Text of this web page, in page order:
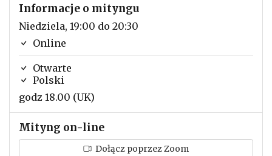
Informacje o mityngu
Niedziela, 19:00 do 20:30
Online
Otwarte
Polski
godz 18.00 (UK)
Mityng on-line
Dołącz poprzez Zoom